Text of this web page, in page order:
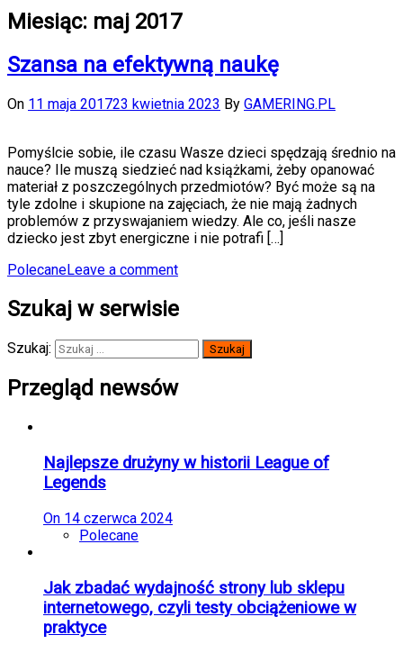
Miesiąc: maj 2017
Szansa na efektywną naukę
On 11 maja 201723 kwietnia 2023 By GAMERING.PL
Pomyślcie sobie, ile czasu Wasze dzieci spędzają średnio na
nauce? Ile muszą siedzieć nad książkami, żeby opanować
materiał z poszczególnych przedmiotów? Być może są na
tyle zdolne i skupione na zajęciach, że nie mają żadnych
problemów z przyswajaniem wiedzy. Ale co, jeśli nasze
dziecko jest zbyt energiczne i nie potrafi […]
PolecaneLeave a comment
Szukaj w serwisie
Szukaj:
Przegląd newsów
Najlepsze drużyny w historii League of
Legends
On 14 czerwca 2024
Polecane
Jak zbadać wydajność strony lub sklepu
internetowego, czyli testy obciążeniowe w
praktyce